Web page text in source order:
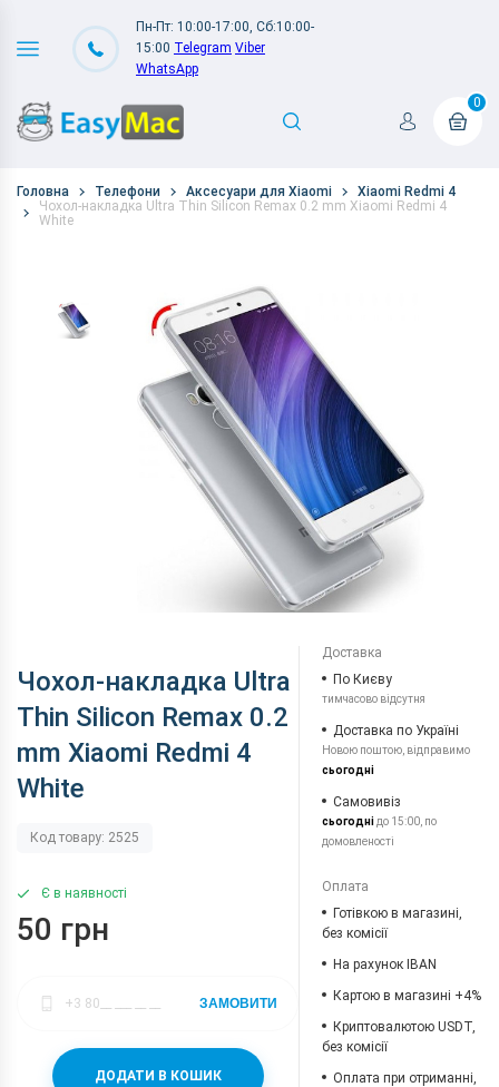
Пн-Пт: 10:00-17:00, Сб:10:00-
15:00 Telegram Viber
WhatsApp
0
Головна Телефони Аксесуари для Xiaomi
Xiaomi Redmi 4
Чохол-накладка Ultra Thin Silicon Remax 0.2 mm Xiaomi Redmi 4
White
Чохол-накладка Ultra
Thin Silicon Remax 0.2
mm Xiaomi Redmi 4
White
Код товару: 2525
Є в наявності
50 грн
ДОДАТИ В КОШИК
ЗАМОВИТИ
Доставка
По Києву
тимчасово відсутня
Доставка по Україні
Новою поштою, відправимо
сьогодні
Самовивіз
сьогоднідо 15:00, по
домовленості
Оплата
Готівкою в магазині,
без комісії
На рахунок IBAN
Картою в магазині +4%
Криптовалютою USDT,
без комісії
Оплата при отриманні,